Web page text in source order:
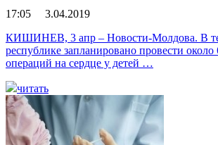
17:05 3.04.2019
КИШИНЕВ, 3 апр – Новости-Молдова. В
республике запланировано провести
операций на сердце у детей …
читать